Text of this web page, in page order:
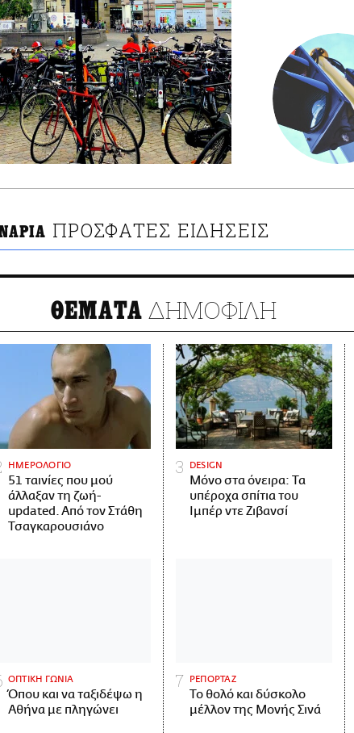
ΠΡΟΣΦΑΤΕΣ ΕΙΔΗΣΕΙΣ
ΘΕΜΑΤΑ ΔΗΜΟΦΙΛΗ
ΗΜΕΡΟΛΟΓΙΟ
51 ταινίες που μού
άλλαξαν τη ζωή-
updated. Aπό τον Στάθη
Τσαγκαρουσιάνο
DESIGN
Μόνο στα όνειρα: Τα
υπέροχα σπίτια του
Ιμπέρ ντε Ζιβανσί
ΟΠΤΙΚΗ ΓΩΝΙΑ
Όπου και να ταξιδέψω η
Αθήνα με πληγώνει
ΡΕΠΟΡΤΑΖ
Το θολό και δύσκολο
μέλλον της Μονής Σινά